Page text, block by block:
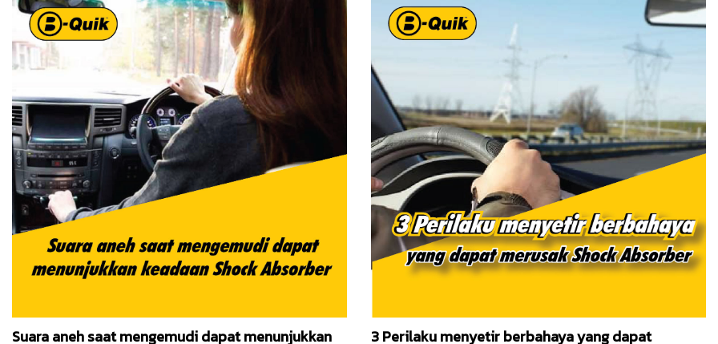
Suara aneh saat mengemudi dapat menunjukkan
3 Perilaku menyetir berbahaya yang dapat